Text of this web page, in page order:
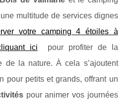
multitude de services dignes
votre camping 4 étoiles à
ici pour profiter de la
de la nature. À cela s’ajoutent
pour petits et grands, offrant un
pour animer vos journées